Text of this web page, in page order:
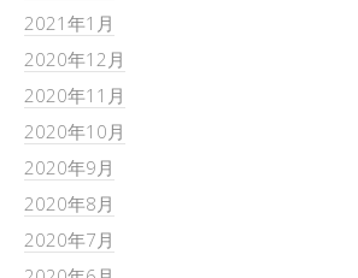
2021年1月
2020年12月
2020年11月
2020年10月
2020年9月
2020年8月
2020年7月